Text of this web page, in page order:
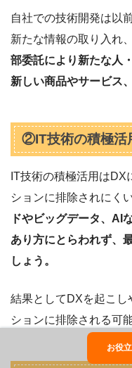
自社での技術開発は以
新たな情報の取り入れ
部委託により新たな人
新しい商品やサービス
②IT技術の積極活
IT技術の積極活用は
ションに排除されにく
ドやビッグデータ、AI
あり方にとらわれず、
しょう。
結果としてDXを起こ
ションに排除される可
お役